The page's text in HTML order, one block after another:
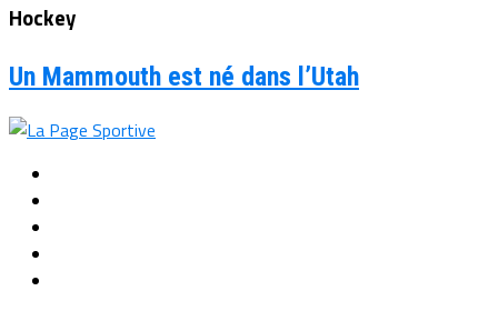
Hockey
Un Mammouth est né dans l’Utah